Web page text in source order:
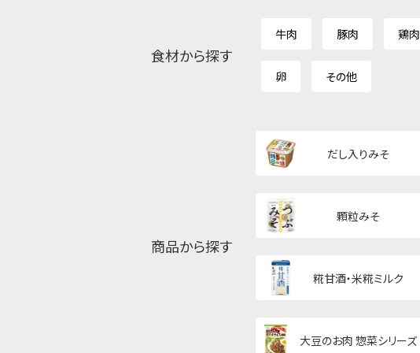
食材から探す
牛肉 豚肉 鶏肉
卵 その他
商品から探す
だし入りみそ
顆粒みそ
糀甘酒・米糀ミルク
大豆のお肉 惣菜シリーズ